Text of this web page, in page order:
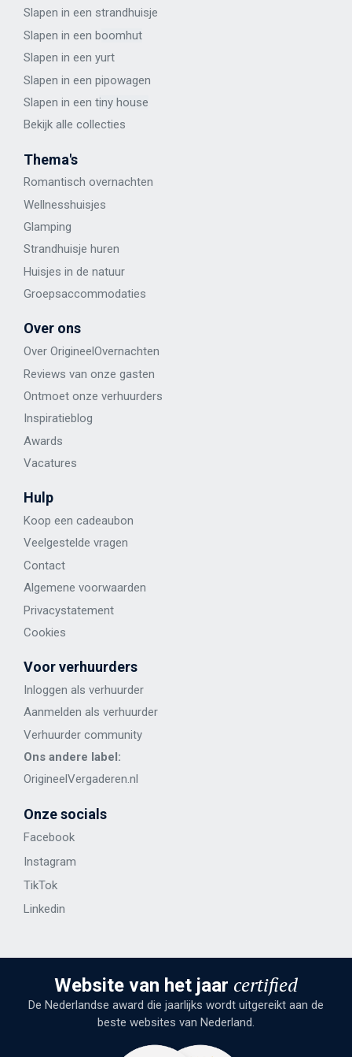
Slapen in een strandhuisje
Slapen in een boomhut
Slapen in een yurt
Slapen in een pipowagen
Slapen in een tiny house
Bekijk alle collecties
Thema's
Romantisch overnachten
Wellnesshuisjes
Glamping
Strandhuisje huren
Huisjes in de natuur
Groepsaccommodaties
Over ons
Over OrigineelOvernachten
Reviews van onze gasten
Ontmoet onze verhuurders
Inspiratieblog
Awards
Vacatures
Hulp
Koop een cadeaubon
Veelgestelde vragen
Contact
Algemene voorwaarden
Privacystatement
Cookies
Voor verhuurders
Inloggen als verhuurder
Aanmelden als verhuurder
Verhuurder community
Ons andere label:
OrigineelVergaderen.nl
Onze socials
Facebook
Instagram
TikTok
Linkedin
Website van het jaar certified
De Nederlandse award die jaarlijks wordt uitgereikt aan de
beste websites van Nederland.